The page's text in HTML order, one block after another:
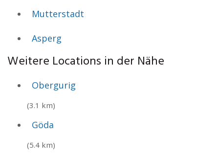
Mutterstadt
Asperg
Weitere Locations in der Nähe
Obergurig
(3.1 km)
Göda
(5.4 km)